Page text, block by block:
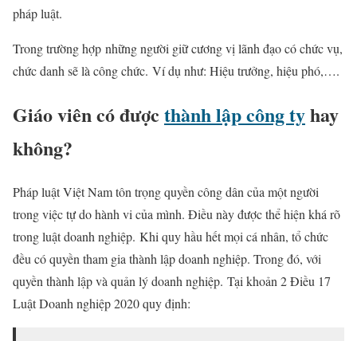
pháp luật.
Trong trường hợp những người giữ cương vị lãnh đạo có chức vụ,
chức danh sẽ là công chức. Ví dụ như: Hiệu trưởng, hiệu phó,….
Giáo viên có được thành lập công tyhay
không?
Pháp luật Việt Nam tôn trọng quyền công dân của một người
trong việc tự do hành vi của mình. Điều này được thể hiện khá rõ
trong luật doanh nghiệp. Khi quy hầu hết mọi cá nhân, tổ chức
đều có quyền tham gia thành lập doanh nghiệp. Trong đó, với
quyền thành lập và quản lý doanh nghiệp. Tại khoản 2 Điều 17
Luật Doanh nghiệp 2020 quy định: